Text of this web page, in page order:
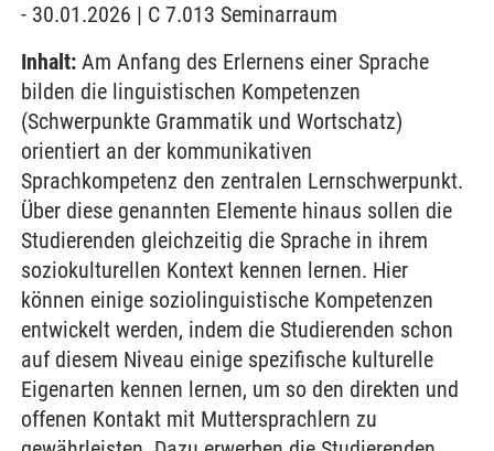
- 30.01.2026 | C 7.013 Seminarraum
Inhalt: Am Anfang des Erlernens einer Sprache
bilden die linguistischen Kompetenzen
(Schwerpunkte Grammatik und Wortschatz)
orientiert an der kommunikativen
Sprachkompetenz den zentralen Lernschwerpunkt.
Über diese genannten Elemente hinaus sollen die
Studierenden gleichzeitig die Sprache in ihrem
soziokulturellen Kontext kennen lernen. Hier
können einige soziolinguistische Kompetenzen
entwickelt werden, indem die Studierenden schon
auf diesem Niveau einige spezifische kulturelle
Eigenarten kennen lernen, um so den direkten und
offenen Kontakt mit Muttersprachlern zu